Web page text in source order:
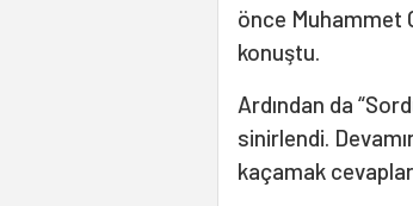
önce Muhammet
konuştu.
Ardından da
sinirlendi.
kaçamak